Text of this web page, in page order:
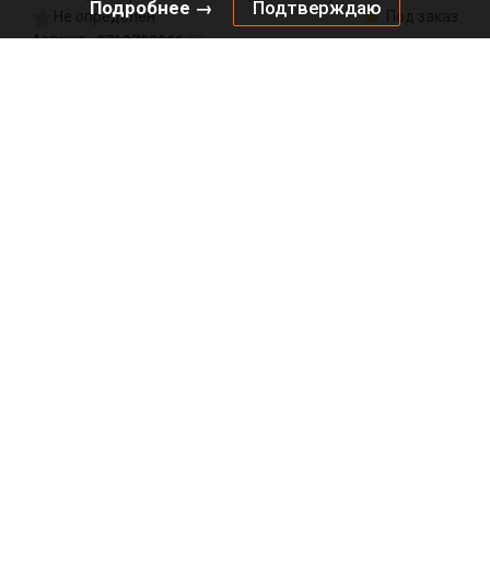
Не определен
Артикул: 2719729966
Подробнее → Подтверждаю